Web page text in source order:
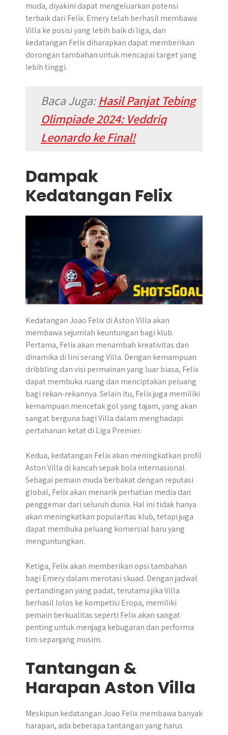
muda, diyakini dapat mengeluarkan potensi
terbaik dari Felix. Emery telah berhasil membawa
Villa ke posisi yang lebih baik di liga, dan
kedatangan Felix diharapkan dapat memberikan
dorongan tambahan untuk mencapai target yang
lebih tinggi.
Baca Juga:Hasil Panjat Tebing
Olimpiade 2024: Veddriq
Leonardo ke Final!
Dampak
Kedatangan Felix
Kedatangan Joao Felix di Aston Villa akan
membawa sejumlah keuntungan bagi klub.
Pertama, Felix akan menambah kreativitas dan
dinamika di lini serang Villa. Dengan kemampuan
dribbling dan visi permainan yang luar biasa, Felix
dapat membuka ruang dan menciptakan peluang
bagi rekan-rekannya. Selain itu, Felix juga memiliki
kemampuan mencetak gol yang tajam, yang akan
sangat berguna bagi Villa dalam menghadapi
pertahanan ketat di Liga Premier.
Kedua, kedatangan Felix akan meningkatkan profil
Aston Villa di kancah sepak bola internasional.
Sebagai pemain muda berbakat dengan reputasi
global, Felix akan menarik perhatian media dan
penggemar dari seluruh dunia. Hal ini tidak hanya
akan meningkatkan popularitas klub, tetapi juga
dapat membuka peluang komersial baru yang
menguntungkan.
Ketiga, Felix akan memberikan opsi tambahan
bagi Emery dalam merotasi skuad. Dengan jadwal
pertandingan yang padat, terutama jika Villa
berhasil lolos ke kompetisi Eropa, memiliki
pemain berkualitas seperti Felix akan sangat
penting untuk menjaga kebugaran dan performa
tim sepanjang musim.
Tantangan &
Harapan Aston Villa
Meskipun kedatangan Joao Felix membawa banyak
harapan, ada beberapa tantangan yang harus